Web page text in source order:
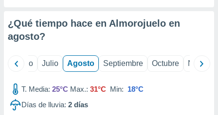
¿Qué tiempo hace en Almorojuelo en
agosto?
Junio Julio Agosto Septiembre Octubre
T. Media: 25°C Max.: 31°C Min: 18°C
Días de lluvia: 2 días